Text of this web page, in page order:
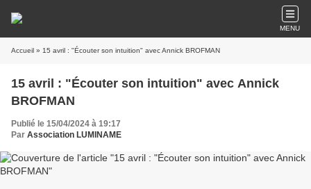
MENU
Accueil » 15 avril : "Écouter son intuition" avec Annick BROFMAN
15 avril : "Écouter son intuition" avec Annick
BROFMAN
Publié le 15/04/2024 à 19:17
Par Association LUMINAME